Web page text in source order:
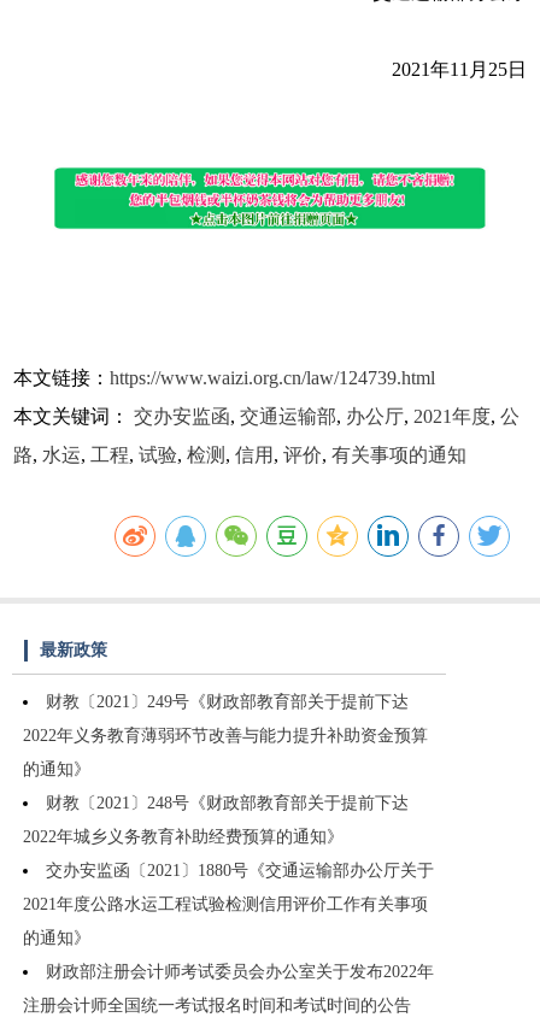
2021年11月25日
本文链接：https://www.waizi.org.cn/law/124739.html
本文关键词：交办安监函,交通运输部, 办公厅,2021年度,公
路,水运,工程,试验,检测 ,信用 ,评价,有关事项的通知
最新政策
财教〔2021〕249号《财政部教育部关于提前下达
2022年义务教育薄弱环节改善与能力提升补助资金预算
的通知》
财教〔2021〕248号《财政部教育部关于提前下达
2022年城乡义务教育补助经费预算的通知》
交办安监函〔2021〕1880号《交通运输部办公厅关于
2021年度公路水运工程试验检测信用评价工作有关事项
的通知》
财政部注册会计师考试委员会办公室关于发布2022年
注册会计师全国统一考试报名时间和考试时间的公告